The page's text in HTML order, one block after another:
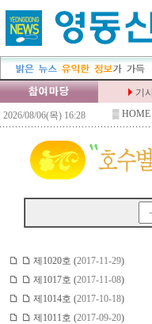
▒ HOME
제1020호 (2017-11-29)
제1017호 (2017-11-08)
제1014호 (2017-10-18)
제1011호 (2017-09-20)